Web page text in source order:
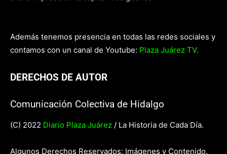
Además tenemos presencia en todas las redes sociales y
contamos con un canal de Youtube: Plaza Juárez TV.
DERECHOS DE AUTOR
Comunicación Colectiva de Hidalgo
(C) 2022 Diario Plaza Juárez / La Historia de Cada Día.
Algunos Derechos Reservados: Imágenes y Contenido.